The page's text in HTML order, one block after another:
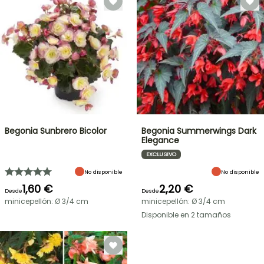
Begonia Sunbrero Bicolor
No disponible
Desde1,60 €
minicepellón: Ø 3/4 cm
Begonia Summerwings Dark
Elegance
EXCLUSIVO
No disponible
Desde2,20 €
minicepellón: Ø 3/4 cm
Disponible en 2 tamaños